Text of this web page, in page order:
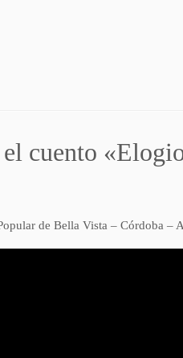
cuento
de Bella Vista – Córdoba –